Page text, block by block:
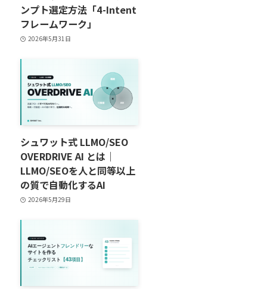
ンプト選定方法「4-Intent
フレームワーク」
2026年5月31日
シュワット式 LLMO/SEO
OVERDRIVE AI とは｜
LLMO/SEOを人と同等以上
の質で自動化するAI
2026年5月29日